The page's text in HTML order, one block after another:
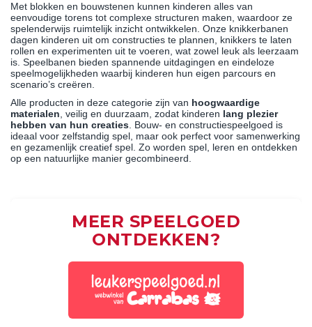
Met blokken en bouwstenen kunnen kinderen alles van
eenvoudige torens tot complexe structuren maken, waardoor ze
spelenderwijs ruimtelijk inzicht ontwikkelen. Onze knikkerbanen
dagen kinderen uit om constructies te plannen, knikkers te laten
rollen en experimenten uit te voeren, wat zowel leuk als leerzaam
is. Speelbanen bieden spannende uitdagingen en eindeloze
speelmogelijkheden waarbij kinderen hun eigen parcours en
scenario’s creëren.
Alle producten in deze categorie zijn van hoogwaardige
materialen, veilig en duurzaam, zodat kinderen lang plezier
hebben van hun creaties. Bouw- en constructiespeelgoed is
ideaal voor zelfstandig spel, maar ook perfect voor samenwerking
en gezamenlijk creatief spel. Zo worden spel, leren en ontdekken
op een natuurlijke manier gecombineerd.
MEER SPEELGOED
ONTDEKKEN?